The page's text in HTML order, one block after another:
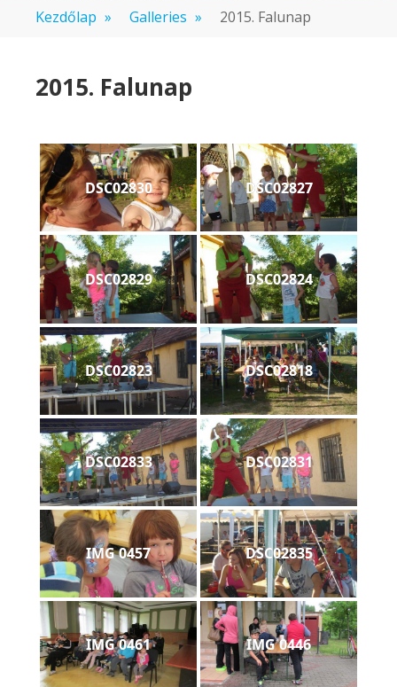
Kezdőlap » Galleries » 2015. Falunap
2015. Falunap
DSC02830 DSC02827
DSC02829 DSC02824
DSC02823 DSC02818
DSC02833 DSC02831
IMG 0457 DSC02835
IMG 0461 IMG 0446